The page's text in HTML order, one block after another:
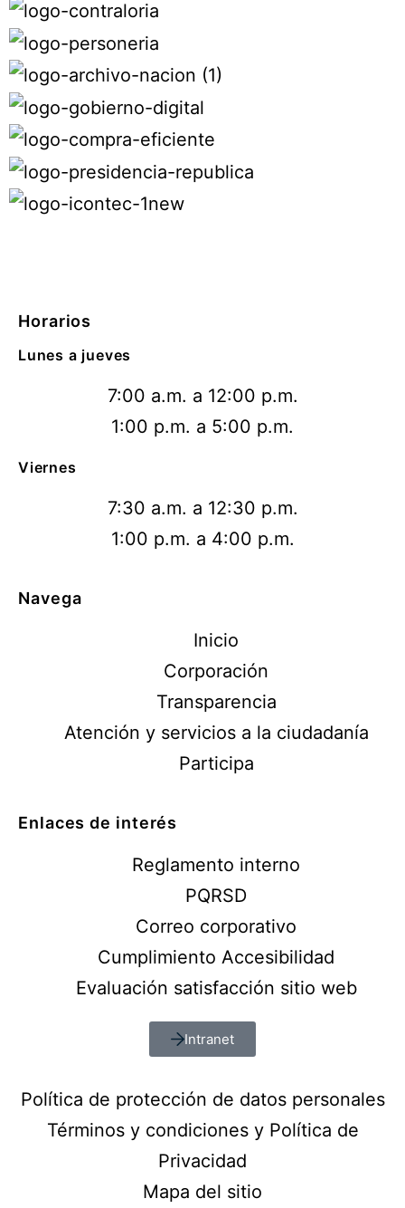
Horarios
Lunes a jueves
7:00 a.m. a 12:00 p.m.
1:00 p.m. a 5:00 p.m.
Viernes
7:30 a.m. a 12:30 p.m.
1:00 p.m. a 4:00 p.m.
Navega
Inicio
Corporación
Transparencia
Atención y servicios a la ciudadanía
Participa
Enlaces de interés
Reglamento interno
PQRSD
Correo corporativo
Cumplimiento Accesibilidad
Evaluación satisfacción sitio web
Intranet
Política de protección de datos personales
Términos y condiciones y Política de
Privacidad
Mapa del sitio